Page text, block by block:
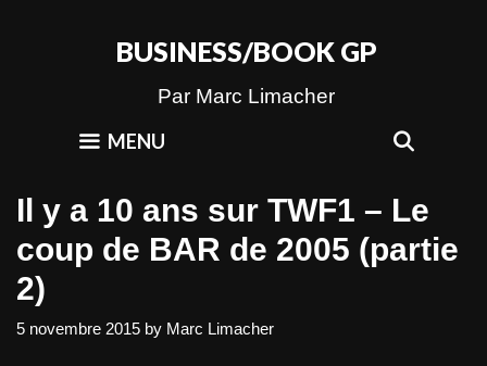
BUSINESS/BOOK GP
Par Marc Limacher
MENU
Il y a 10 ans sur TWF1 – Le
coup de BAR de 2005 (partie
2)
5 novembre 2015 by Marc Limacher